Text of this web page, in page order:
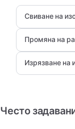
Свиване на
Промяна на
Изрязване на
Често